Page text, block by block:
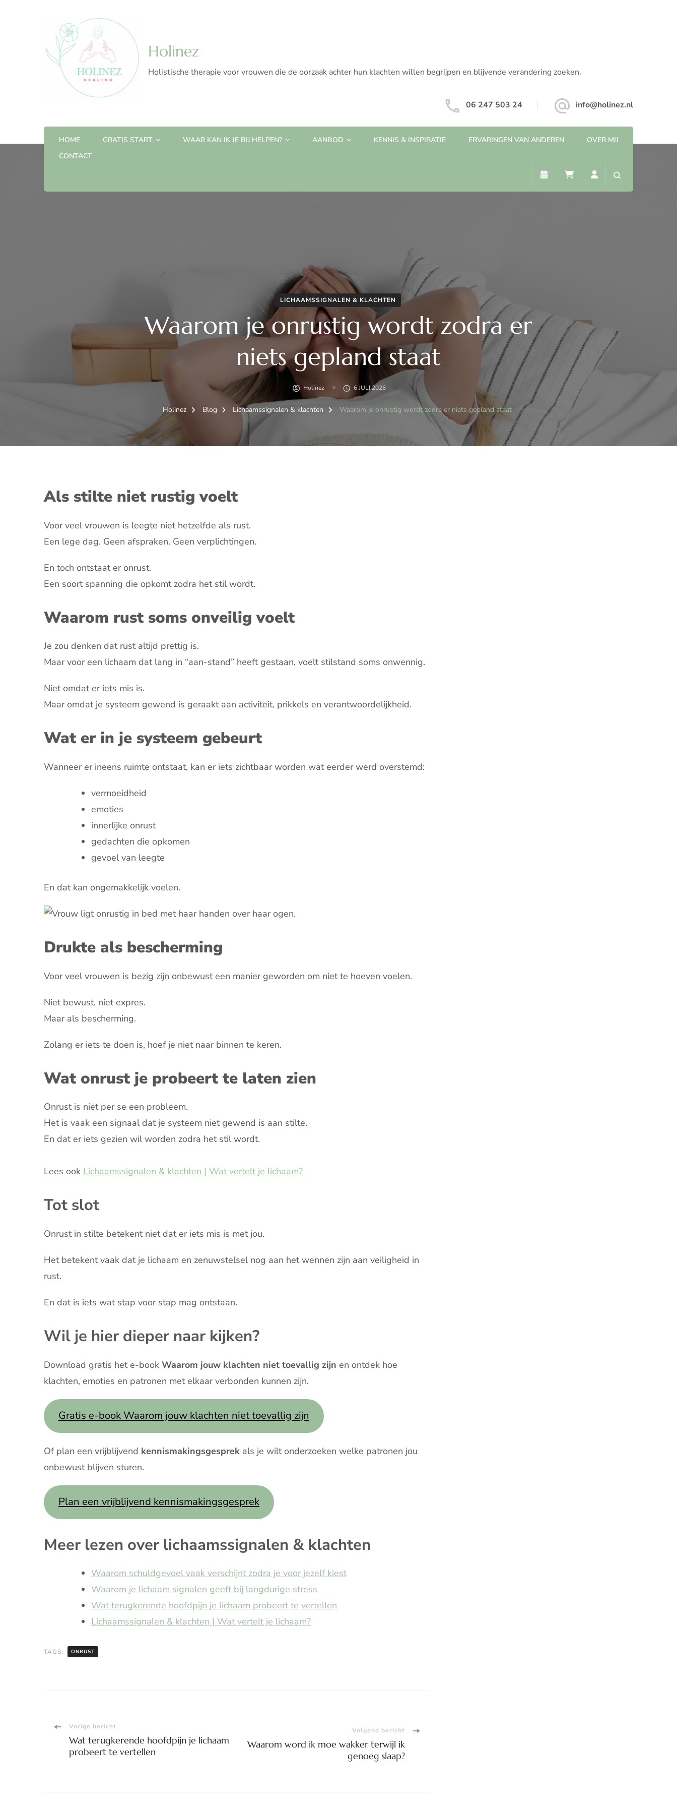
Holinez
Holistische therapie voor vrouwen die de oorzaak achter hun klachten willen begrijpen en blijvende verandering zoeken.
06 247 503 24 info@holinez.nl
HOME GRATIS START WAAR KAN IK JE BIJ HELPEN? AANBOD KENNIS & INSPIRATIE ERVARINGEN VAN ANDEREN
OVER MIJ
CONTACT
LICHAAMSSIGNALEN & KLACHTEN
Waarom je onrustig wordt zodra er
niets gepland staat
Holinez 6 JULI 2026
Holinez Blog Lichaamssignalen & klachten Waarom je onrustig wordt zodra er niets gepland staat
Als stilte niet rustig voelt
Voor veel vrouwen is leegte niet hetzelfde als rust.
Een lege dag. Geen afspraken. Geen verplichtingen.
En toch ontstaat er onrust.
Een soort spanning die opkomt zodra het stil wordt.
Waarom rust soms onveilig voelt
Je zou denken dat rust altijd prettig is.
Maar voor een lichaam dat lang in “aan-stand” heeft gestaan, voelt stilstand soms onwennig.
Niet omdat er iets mis is.
Maar omdat je systeem gewend is geraakt aan activiteit, prikkels en verantwoordelijkheid.
Wat er in je systeem gebeurt
Wanneer er ineens ruimte ontstaat, kan er iets zichtbaar worden wat eerder werd overstemd:
vermoeidheid
emoties
innerlijke onrust
gedachten die opkomen
gevoel van leegte
En dat kan ongemakkelijk voelen.
Drukte als bescherming
Voor veel vrouwen is bezig zijn onbewust een manier geworden om niet te hoeven voelen.
Niet bewust, niet expres.
Maar als bescherming.
Zolang er iets te doen is, hoef je niet naar binnen te keren.
Wat onrust je probeert te laten zien
Onrust is niet per se een probleem.
Het is vaak een signaal dat je systeem niet gewend is aan stilte.
En dat er iets gezien wil worden zodra het stil wordt.
Lees ook Lichaamssignalen & klachten | Wat vertelt je lichaam?
Tot slot
Onrust in stilte betekent niet dat er iets mis is met jou.
Het betekent vaak dat je lichaam en zenuwstelsel nog aan het wennen zijn aan veiligheid in
rust.
En dat is iets wat stap voor stap mag ontstaan.
Wil je hier dieper naar kijken?
Download gratis het e-book Waarom jouw klachten niet toevallig zijn en ontdek hoe
klachten, emoties en patronen met elkaar verbonden kunnen zijn.
Gratis e-book Waarom jouw klachten niet toevallig zijn
Of plan een vrijblijvend kennismakingsgesprek als je wilt onderzoeken welke patronen jou
onbewust blijven sturen.
Plan een vrijblijvend kennismakingsgesprek
Meer lezen over lichaamssignalen & klachten
Waarom schuldgevoel vaak verschijnt zodra je voor jezelf kiest
Waarom je lichaam signalen geeft bij langdurige stress
Wat terugkerende hoofdpijn je lichaam probeert te vertellen
Lichaamssignalen & klachten | Wat vertelt je lichaam?
TAGS: ONRUST
Bericht
navigatie
Vorige bericht
Wat terugkerende hoofdpijn je lichaam
probeert te vertellen
Volgend bericht
Waarom word ik moe wakker terwijl ik
genoeg slaap?